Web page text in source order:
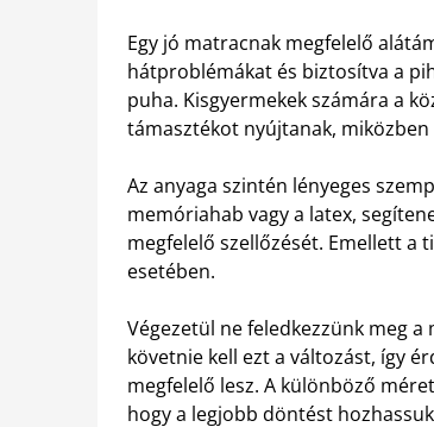
Egy jó matracnak megfelelő
hátproblémákat és biztosítva a
puha. Kisgyermekek számára a
támasztékot nyújtanak, miközben
Az anyaga szintén lényeges
memóriahab vagy a latex,
megfelelő szellőzését. Emellett a
esetében.
Végezetül ne feledkezzünk meg
követnie kell ezt a változást, így
megfelelő lesz. A különböző
hogy a legjobb döntést